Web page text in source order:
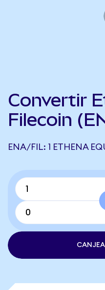
Convertir
Filecoin
ENA/FIL: 1 ETHENA